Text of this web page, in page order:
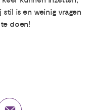
is en weinig vragen
doen!